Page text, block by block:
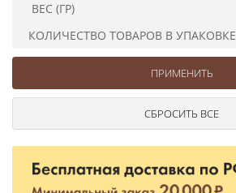
ВЕС (ГР)
КОЛИЧЕСТВО ТОВАРОВ В УПАКОВКЕ